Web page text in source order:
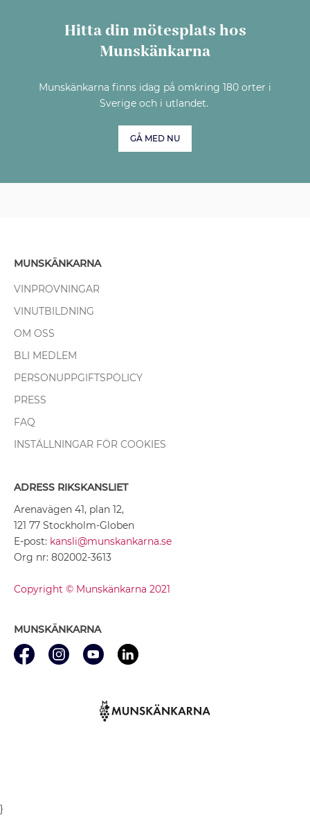
Hitta din mötesplats hos
Munskänkarna
Munskänkarna finns idag på omkring 180 orter i
Sverige och i utlandet.
GÅ MED NU
MUNSKÄNKARNA
VINPROVNINGAR
VINUTBILDNING
OM OSS
BLI MEDLEM
PERSONUPPGIFTSPOLICY
PRESS
FAQ
INSTÄLLNINGAR FÖR COOKIES
ADRESS RIKSKANSLIET
Arenavägen 41, plan 12,
121 77 Stockholm-Globen
E-post: kansli@munskankarna.se
Org nr: 802002-3613
Copyright © Munskänkarna 2021
MUNSKÄNKARNA
}